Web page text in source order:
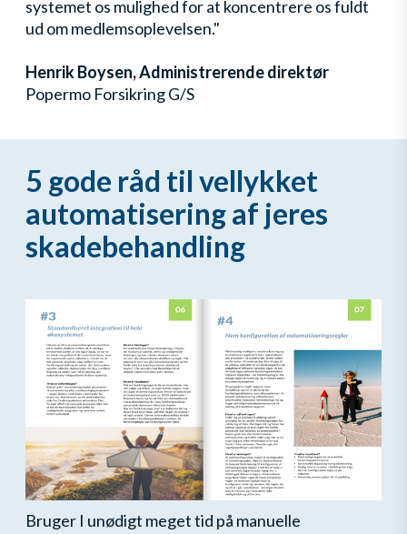
systemet os mulighed for at koncentrere os fuldt
ud om medlemsoplevelsen."
Henrik Boysen, Administrerende direktør
Popermo Forsikring G/S
5 gode råd til vellykket
automatisering af jeres
skadebehandling
Bruger I unødigt meget tid på manuelle